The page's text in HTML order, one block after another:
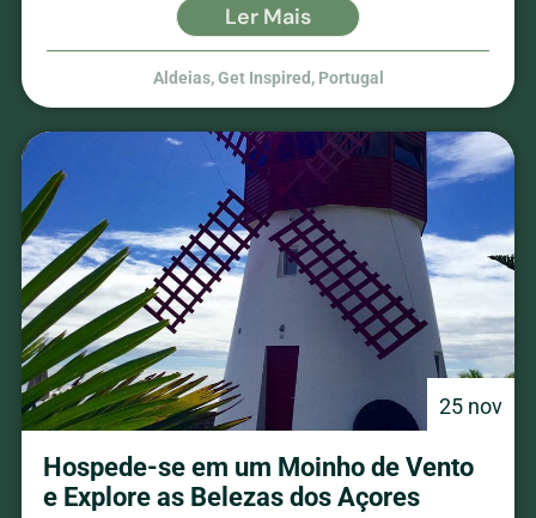
Ler Mais
Aldeias,Get Inspired , Portugal
25 nov
Hospede-se em um Moinho de Vento
e Explore as Belezas dos Açores